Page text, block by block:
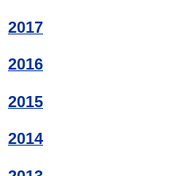
2017
2016
2015
2014